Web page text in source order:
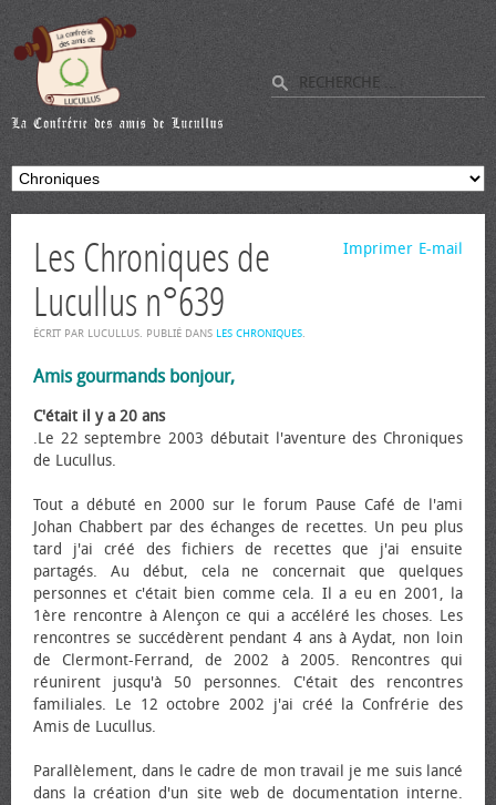
E-mail
Imprimer
Les Chroniques de
Lucullus n°639
ÉCRIT PAR LUCULLUS. PUBLIÉ DANS LES CHRONIQUES.
Amis gourmands bonjour,
C'était il y a 20 ans
.Le 22 septembre 2003 débutait l'aventure des Chroniques
de Lucullus.
Tout a débuté en 2000 sur le forum Pause Café de l'ami
Johan Chabbert par des échanges de recettes. Un peu plus
tard j'ai créé des fichiers de recettes que j'ai ensuite
partagés. Au début, cela ne concernait que quelques
personnes et c'était bien comme cela. Il a eu en 2001, la
1ère rencontre à Alençon ce qui a accéléré les choses. Les
rencontres se succédèrent pendant 4 ans à Aydat, non loin
de Clermont-Ferrand, de 2002 à 2005. Rencontres qui
réunirent jusqu'à 50 personnes. C'était des rencontres
familiales. Le 12 octobre 2002 j'ai créé la Confrérie des
Amis de Lucullus.
Parallèlement, dans le cadre de mon travail je me suis lancé
dans la création d'un site web de documentation interne.